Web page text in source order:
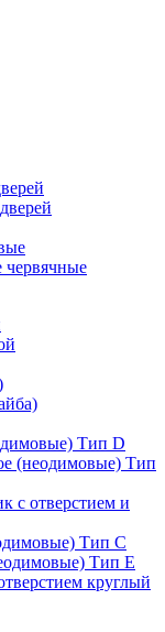
червячные
Тип D
(неодимовые) Тип
с отверстием и
Тип С
Тип Е
круглый